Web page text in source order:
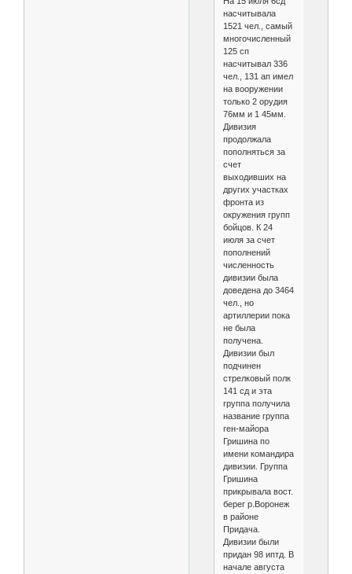
насчитывала
1521 чел., самый
многочисленный
125 сп
насчитывал 336
чел., 131 ап имел
на вооружении
только 2 орудия
76мм и 1 45мм.
Дивизия
продолжала
пополняться за
счет
выходивших на
других участках
фронта из
окружения групп
бойцов. К 24
июля за счет
пополнений
численность
дивизии была
доведена до 3464
чел., но
артиллерии пока
не была
получена.
Дивизии был
подчинен
стрелковый полк
141 сд и эта
группа получила
название группа
ген-майора
Гришина по
имени командира
дивизии. Группа
Гришина
прикрывала вост.
берег р.Воронеж
в районе
Придача.
Дивизии были
придан 98 иптд. В
начале августа